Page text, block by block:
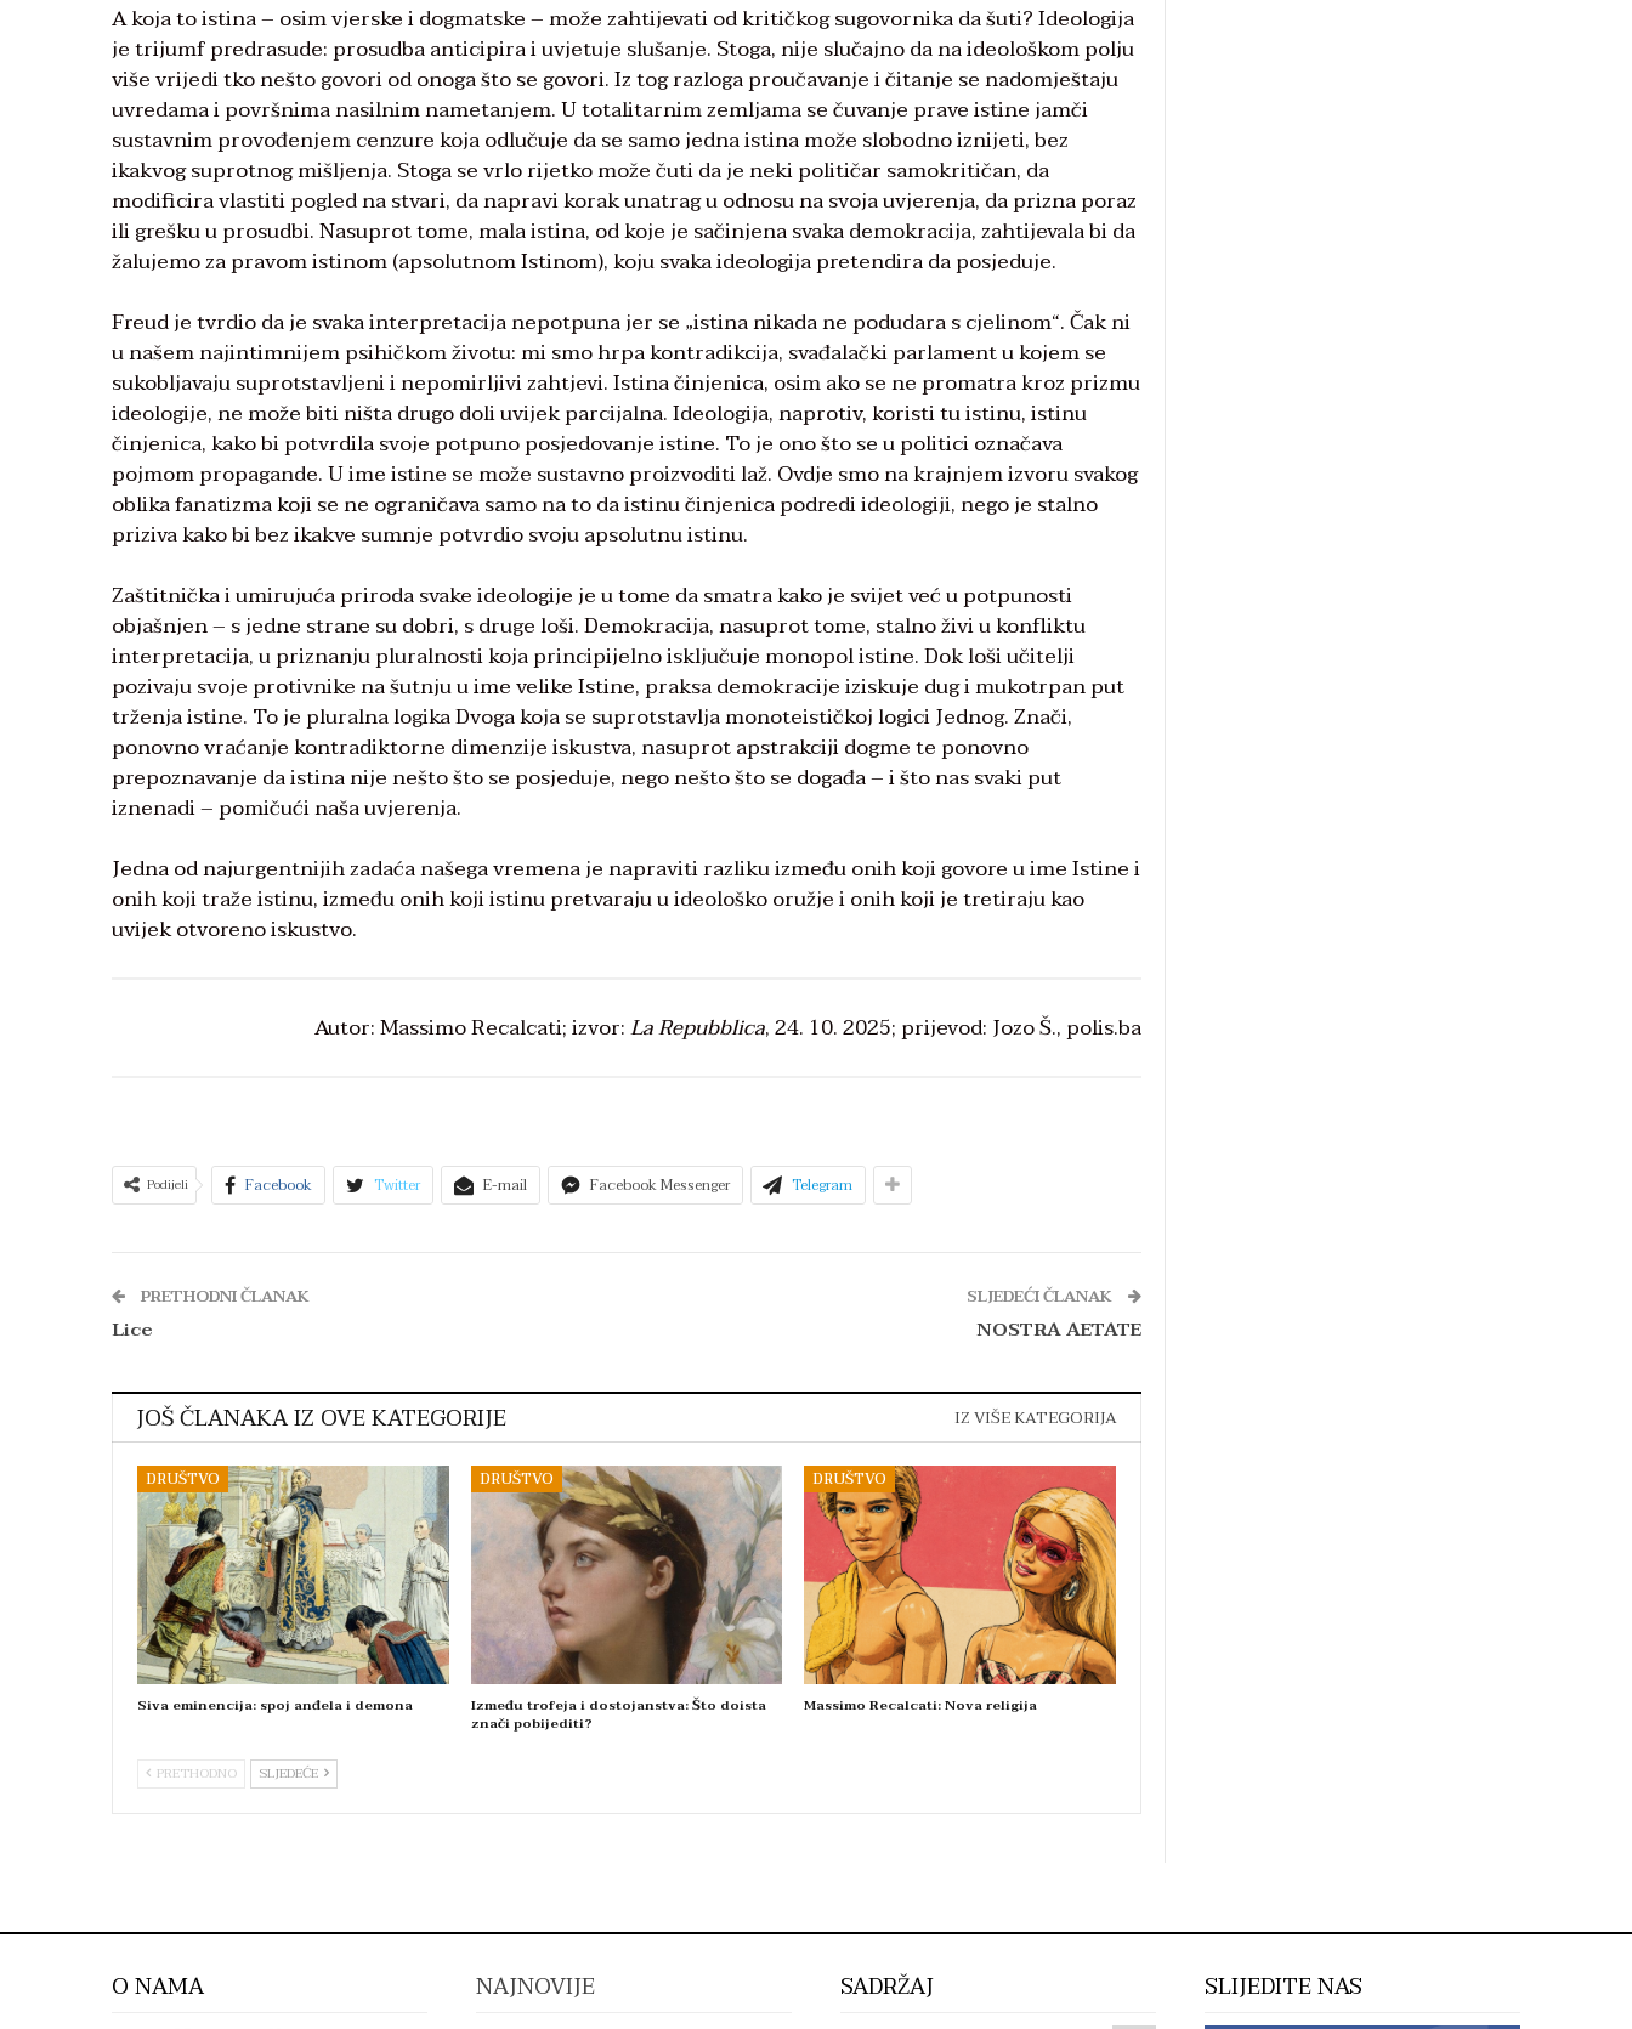
A koja to istina – osim vjerske i dogmatske – može zahtijevati od kritičkog sugovornika da šuti? Ideologija
je trijumf predrasude: prosudba anticipira i uvjetuje slušanje. Stoga, nije slučajno da na ideološkom polju
više vrijedi tko nešto govori od onoga što se govori. Iz tog razloga proučavanje i čitanje se nadomještaju
uvredama i površnima nasilnim nametanjem. U totalitarnim zemljama se čuvanje prave istine jamči
sustavnim provođenjem cenzure koja odlučuje da se samo jedna istina može slobodno iznijeti, bez
ikakvog suprotnog mišljenja. Stoga se vrlo rijetko može čuti da je neki političar samokritičan, da
modificira vlastiti pogled na stvari, da napravi korak unatrag u odnosu na svoja uvjerenja, da prizna poraz
ili grešku u prosudbi. Nasuprot tome, mala istina, od koje je sačinjena svaka demokracija, zahtijevala bi da
žalujemo za pravom istinom (apsolutnom Istinom), koju svaka ideologija pretendira da posjeduje.
Freud je tvrdio da je svaka interpretacija nepotpuna jer se „istina nikada ne podudara s cjelinom“. Čak ni
u našem najintimnijem psihičkom životu: mi smo hrpa kontradikcija, svađalački parlament u kojem se
sukobljavaju suprotstavljeni i nepomirljivi zahtjevi. Istina činjenica, osim ako se ne promatra kroz prizmu
ideologije, ne može biti ništa drugo doli uvijek parcijalna. Ideologija, naprotiv, koristi tu istinu, istinu
činjenica, kako bi potvrdila svoje potpuno posjedovanje istine. To je ono što se u politici označava
pojmom propagande. U ime istine se može sustavno proizvoditi laž. Ovdje smo na krajnjem izvoru svakog
oblika fanatizma koji se ne ograničava samo na to da istinu činjenica podredi ideologiji, nego je stalno
priziva kako bi bez ikakve sumnje potvrdio svoju apsolutnu istinu.
Zaštitnička i umirujuća priroda svake ideologije je u tome da smatra kako je svijet već u potpunosti
objašnjen – s jedne strane su dobri, s druge loši. Demokracija, nasuprot tome, stalno živi u konfliktu
interpretacija, u priznanju pluralnosti koja principijelno isključuje monopol istine. Dok loši učitelji
pozivaju svoje protivnike na šutnju u ime velike Istine, praksa demokracije iziskuje dug i mukotrpan put
trženja istine. To je pluralna logika Dvoga koja se suprotstavlja monoteističkoj logici Jednog. Znači,
ponovno vraćanje kontradiktorne dimenzije iskustva, nasuprot apstrakciji dogme te ponovno
prepoznavanje da istina nije nešto što se posjeduje, nego nešto što se događa – i što nas svaki put
iznenadi – pomičući naša uvjerenja.
Jedna od najurgentnijih zadaća našega vremena je napraviti razliku između onih koji govore u ime Istine i
onih koji traže istinu, između onih koji istinu pretvaraju u ideološko oružje i onih koji je tretiraju kao
uvijek otvoreno iskustvo.
Autor: Massimo Recalcati; izvor:La Repubblica, 24. 10. 2025; prijevod: Jozo Š., polis.ba
Podijeli Facebook Twitter E-mail Facebook Messenger Telegram
PRETHODNI ČLANAK
Lice
SLJEDEĆI ČLANAK
NOSTRA AETATE
JOŠ ČLANAKA IZ OVE KATEGORIJE IZ VIŠE KATEGORIJA
DRUŠTVO
Siva eminencija: spoj anđela i demona
DRUŠTVO
Između trofeja i dostojanstva: Što doista
znači pobijediti?
DRUŠTVO
Massimo Recalcati: Nova religija
PRETHODNO SLJEDEĆE
O NAMA NAJNOVIJE SADRŽAJ SLIJEDITE NAS